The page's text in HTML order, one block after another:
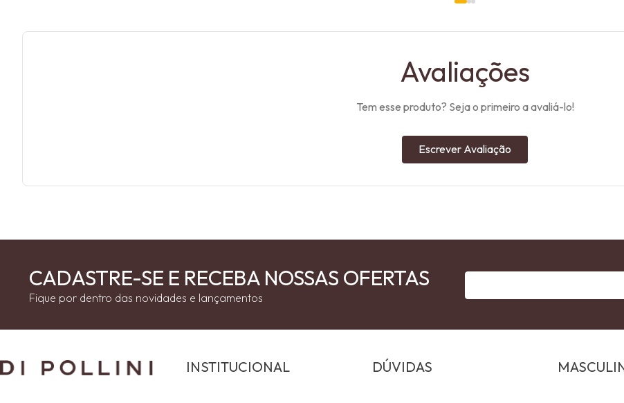
Avaliações
Tem esse produto? Seja o primeiro a avaliá-lo!
Escrever Avaliação
CADASTRE-SE E RECEBA NOSSAS OFERTAS
Fique por dentro das novidades e lançamentos
INSTITUCIONAL DÚVIDAS